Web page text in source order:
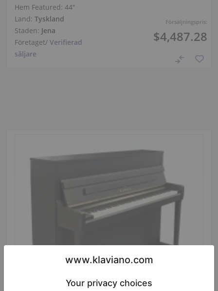
Försäljningspris:
$4,487.28
Hem Featured: 44″
Land: Tyskland
Staden: Jena
Företaget/ Verifierad
säljare